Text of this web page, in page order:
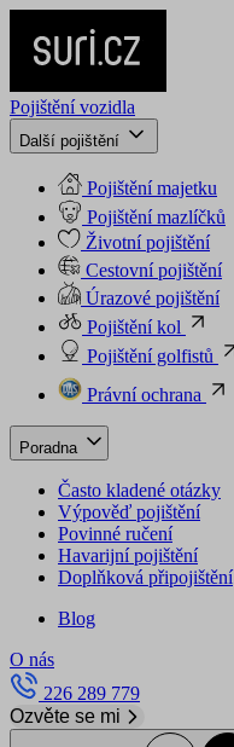
Pojištění vozidla
Další pojištění
Pojištění majetku
Pojištění mazlíčků
Životní pojištění
Cestovní pojištění
Úrazové pojištění
Pojištění kol
Pojištění golfistů
Právní ochrana
Poradna
Často kladené otázky
Výpověď pojištění
Povinné ručení
Havarijní pojištění
Doplňková připojištění
Blog
O nás
226 289 779
Ozvěte se mi